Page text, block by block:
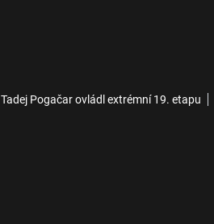
Tadej Pogačar ovládl extrémní 19. etapu